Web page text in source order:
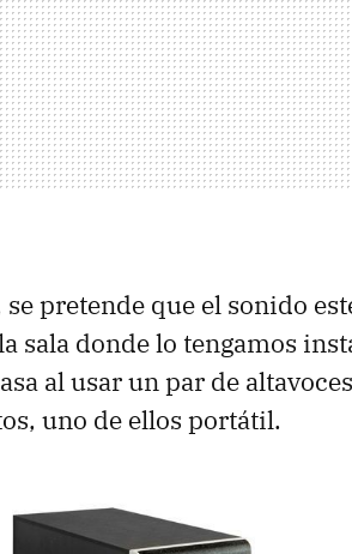
pretende que el sonido
sala donde lo tengamos
al usar un par de
uno de ellos portátil.